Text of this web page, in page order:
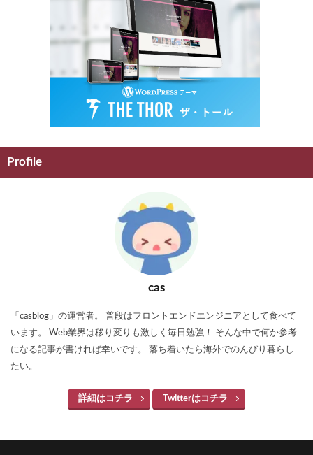
Profile
cas
「casblog」の運営者。 普段はフロントエンドエンジニアとして食べて
います。 Web業界は移り変りも激しく毎日勉強！ そんな中で何か参考
になる記事が書ければ幸いです。 落ち着いたら海外でのんびり暮らし
たい。
詳細はコチラ Twitterはコチラ